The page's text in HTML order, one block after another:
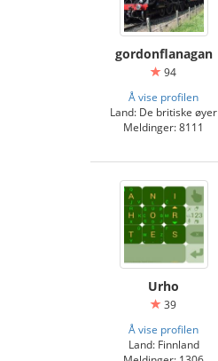
gordonflanagan
94
Å vise profilen
Land: De britiske øyer
Meldinger: 8111
Urho
39
Å vise profilen
Land: Finnland